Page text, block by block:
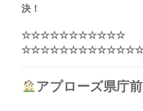
決！
アプローズ県庁